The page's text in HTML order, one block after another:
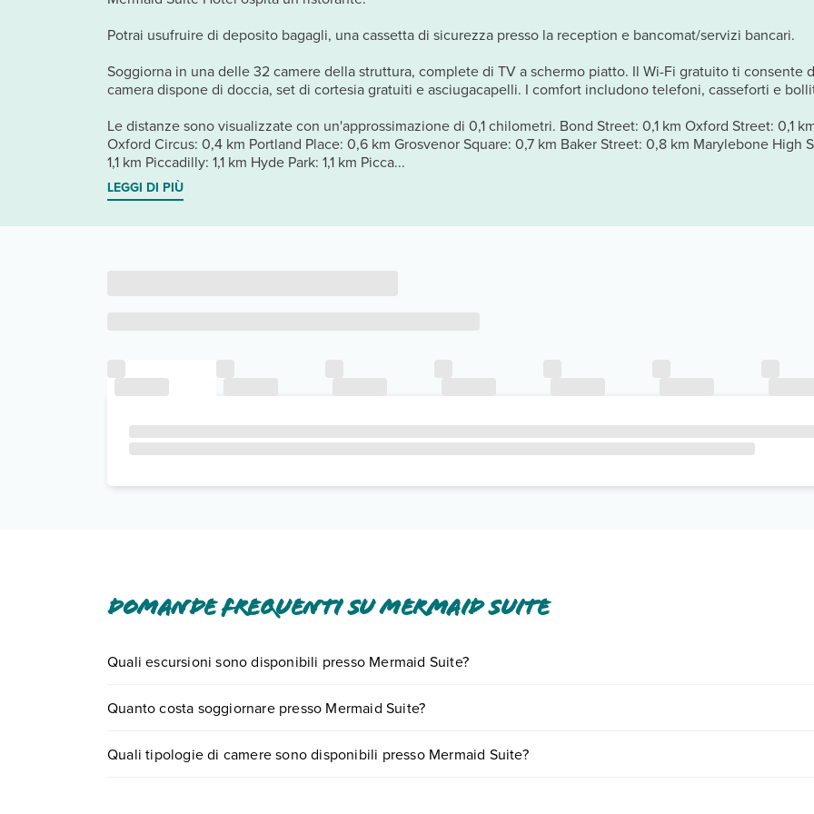
Potrai usufruire di deposito bagagli, una cassetta di sicurezza presso la reception e bancomat/servizi bancari.
Soggiorna in una delle 32 camere della struttura, complete di TV a schermo piatto. Il Wi-Fi gratuito ti consente
camera dispone di doccia, set di cortesia gratuiti e asciugacapelli. I comfort includono telefoni, casseforti e
Le distanze sono visualizzate con un'approssimazione di 0,1 chilometri. Bond Street: 0,1 km Oxford Street: 0,1
Oxford Circus: 0,4 km Portland Place: 0,6 km Grosvenor Square: 0,7 km Baker Street: 0,8 km Marylebone High
1,1 km Piccadilly: 1,1 km Hyde Park: 1,1 km Picca...
LEGGI DI PIÙ
Domande frequenti su Mermaid Suite
Quali escursioni sono disponibili presso Mermaid Suite?
0721.17231 oprenotando un appuntamento.
Quanto costa soggiornare presso Mermaid Suite?
partire.
Quali tipologie di camere sono disponibili presso Mermaid Suite?